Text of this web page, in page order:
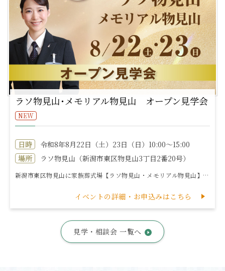
ラソ物見山･メモリアル物見山 オープン見学会
NEW
日時
令和8年8月22日（土）23日（日）10:00～15:00
場所
ラソ物見山（新潟市東区物見山3丁目2番20号）
新潟市東区物見山に家族葬式場【ラソ物見山・メモリアル物見山】がオープンいたします。オープン見学会を下記内容で開催いたします。楽しいイベントもりだくさん...
イベントの詳細・お申込みはこちら
見学・相談会 一覧へ